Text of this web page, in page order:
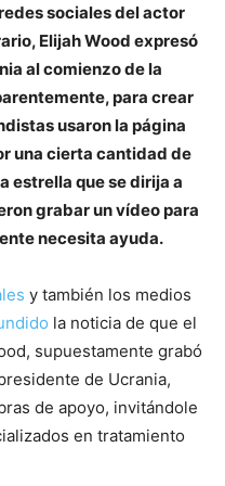
sociales del actor
Elijah Wood expresó
al comienzo de la
para crear
usaron la página
una cierta cantidad de
estrella que se dirija a
grabar un vídeo para
necesita ayuda.
y también los medios
la noticia de que el
supuestamente grabó
de Ucrania,
de apoyo, invitándole
en tratamiento